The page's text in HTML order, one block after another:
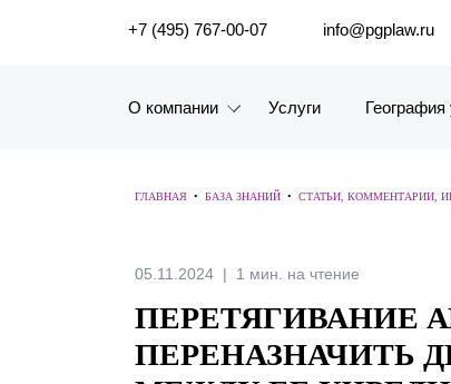
ПОИСК ПО САЙТУ
+7 (495) 767-00-07 info@pgplaw.ru
О компании
Наш опыт
Рейтинги, Награды, Цифры
Услуги География
ГЛАВНАЯ • БАЗА ЗНАНИЙ • СТАТЬИ, КОММЕНТАРИИ,
05.11.2024 1 мин. на чтение
ПЕРЕТЯГИВАНИЕ
ПЕРЕНАЗНАЧИТЬ